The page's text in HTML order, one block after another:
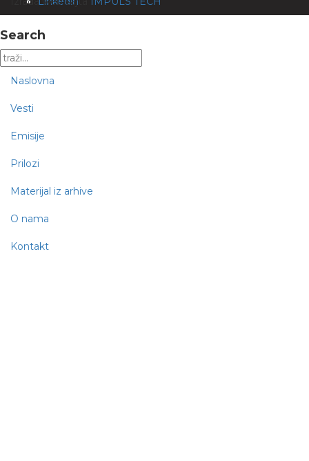
Search
Naslovna
Vesti
Emisije
Prilozi
Materijal iz arhive
O nama
Kontakt